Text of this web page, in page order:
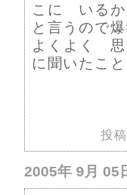
こに いるか
と言うので爆
よくよく 思
に聞いたこ
投
2005年 9月 05